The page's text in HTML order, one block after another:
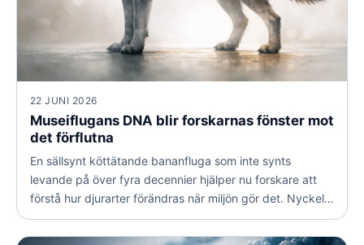
22 JUNI 2026
Museiflugans DNA blir forskarnas fönster mot
det förflutna
En sällsynt köttätande bananfluga som inte synts
levande på över fyra decennier hjälper nu forskare att
förstå hur djurarter förändras när miljön gör det. Nyckeln
finns i arvsmassan från ett gammalt museiexemplar.